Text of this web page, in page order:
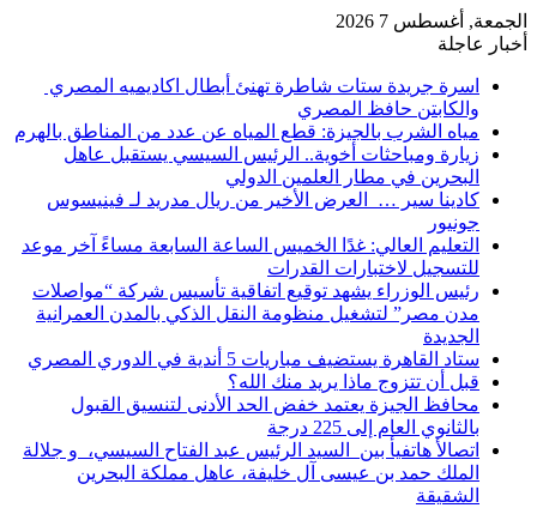
الجمعة, أغسطس 7 2026
أخبار عاجلة
اسرة جريدة ستات شاطرة تهنئ أبطال اكاديميه المصري
والكابتن حافظ المصري
مياه الشرب بالجيزة: قطع المياه عن عدد من المناطق بالهرم
زيارة ومباحثات أخوية.. الرئيس السيسي يستقبل عاهل
البحرين في مطار العلمين الدولي
كادينا سير … العرض الأخير من ريال مدريد لـ فينيسوس
جونيور
التعليم العالي: غدًا الخميس الساعة السابعة مساءً آخر موعد
للتسجيل لاختبارات القدرات
رئيس الوزراء يشهد توقيع اتفاقية تأسيس شركة “مواصلات
مدن مصر” لتشغيل منظومة النقل الذكي بالمدن العمرانية
الجديدة
ستاد القاهرة يستضيف مباريات 5 أندية في الدوري المصري
قبل أن تتزوج ماذا يريد منك الله؟
محافظ الجيزة يعتمد خفض الحد الأدنى لتنسيق القبول
بالثانوي العام إلى 225 درجة
اتصالأ هاتفيأ بين السيد الرئيس عبد الفتاح السيسي، و جلالة
الملك حمد بن عيسى آل خليفة، عاهل مملكة البحرين
الشقيقة